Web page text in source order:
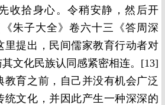
收拾身心。令稍安静，然后开
朱子大全》卷六十三《答周深
里提出，民间儒家教育行动者对
文化民族认同感紧密相连。 [13]
教育之前，自己并没有机会广泛
统文化，并因此产生一种深深的